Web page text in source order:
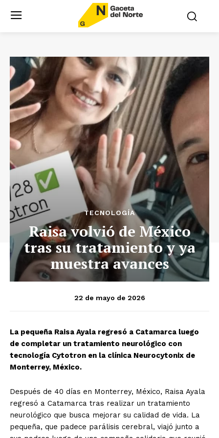
TECNOLOGÍA
Raisa volvió de México
tras su tratamiento y ya
muestra avances
22 de mayo de 2026
La pequeña Raisa Ayala regresó a Catamarca luego
de completar un tratamiento neurológico con
tecnología Cytotron en la clínica Neurocytonix de
Monterrey, México.
Después de 40 días en Monterrey, México, Raisa Ayala
regresó a Catamarca tras realizar un tratamiento
neurológico que busca mejorar su calidad de vida. La
pequeña, que padece parálisis cerebral, viajó junto a